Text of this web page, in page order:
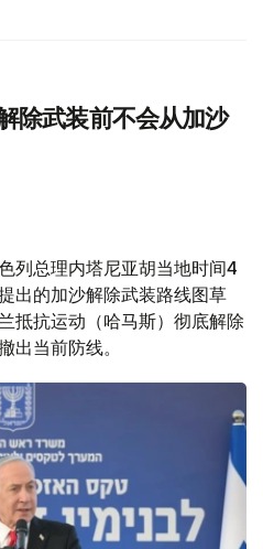
除武装前不会从加沙
列总理内塔尼亚胡当地时间4
出的加沙解除武装路线图草
抵抗运动（哈马斯）彻底解除
出当前防线。